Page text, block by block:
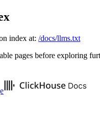
index at: /docs/llms.txt
pages before exploring